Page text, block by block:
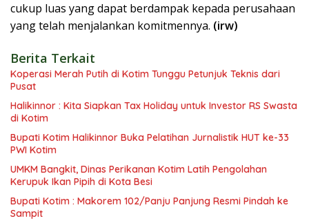
cukup luas yang dapat berdampak kepada perusahaan
yang telah menjalankan komitmennya. (irw)
Berita Terkait
Koperasi Merah Putih di Kotim Tunggu Petunjuk Teknis dari
Pusat
Halikinnor : Kita Siapkan Tax Holiday untuk Investor RS Swasta
di Kotim
Bupati Kotim Halikinnor Buka Pelatihan Jurnalistik HUT ke-33
PWI Kotim
UMKM Bangkit, Dinas Perikanan Kotim Latih Pengolahan
Kerupuk Ikan Pipih di Kota Besi
Bupati Kotim : Makorem 102/Panju Panjung Resmi Pindah ke
Sampit